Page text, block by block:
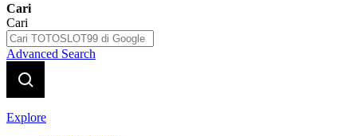
Cari
Cari
Advanced Search
Explore